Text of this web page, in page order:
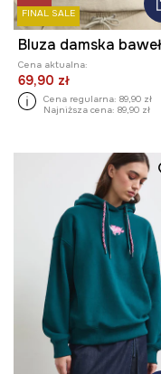
FINAL SALE
Cena aktualna:
69,90 zł
Cena regularna: 89,90 zł
Najniższa cena: 89,90 zł